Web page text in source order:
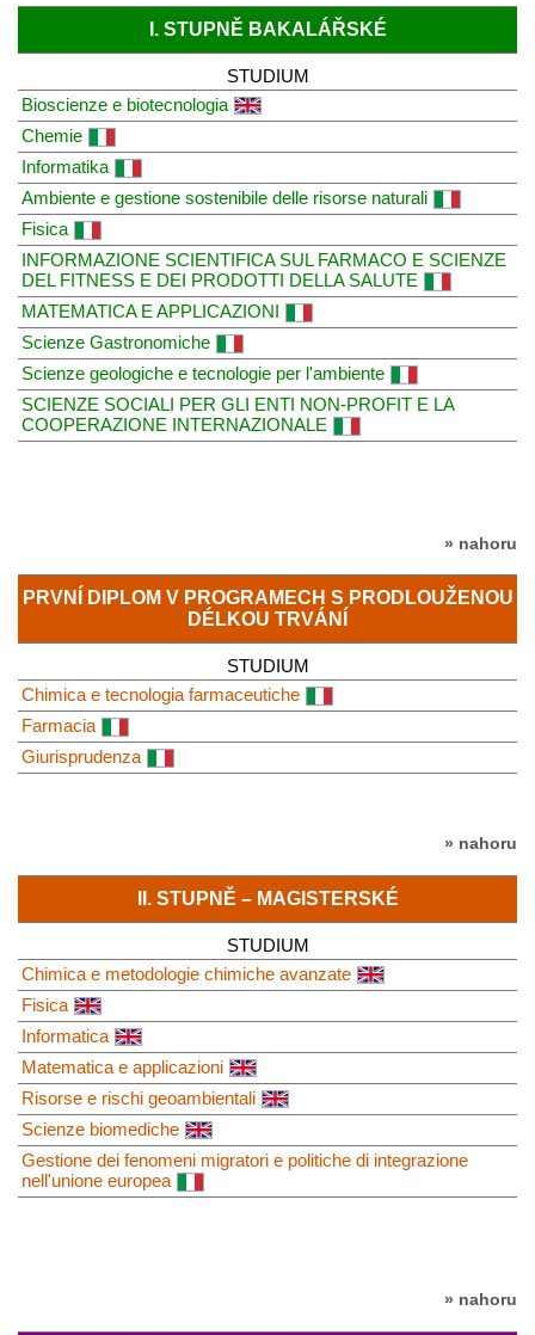
I. STUPNĚ BAKALÁŘSKÉ
STUDIUM
Bioscienze e biotecnologia
Chemie
Informatika
Ambiente e gestione sostenibile delle risorse naturali
Fisica
INFORMAZIONE SCIENTIFICA SUL FARMACO E SCIENZE
DEL FITNESS E DEI PRODOTTI DELLA SALUTE
MATEMATICA E APPLICAZIONI
Scienze Gastronomiche
Scienze geologiche e tecnologie per l'ambiente
SCIENZE SOCIALI PER GLI ENTI NON-PROFIT E LA
COOPERAZIONE INTERNAZIONALE
» nahoru
PRVNÍ DIPLOM V PROGRAMECH S PRODLOUŽENOU
DÉLKOU TRVÁNÍ
STUDIUM
Chimica e tecnologia farmaceutiche
Farmacia
Giurisprudenza
» nahoru
II. STUPNĚ – MAGISTERSKÉ
STUDIUM
Chimica e metodologie chimiche avanzate
Fisica
Informatica
Matematica e applicazioni
Risorse e rischi geoambientali
Scienze biomediche
Gestione dei fenomeni migratori e politiche di integrazione
nell'unione europea
» nahoru